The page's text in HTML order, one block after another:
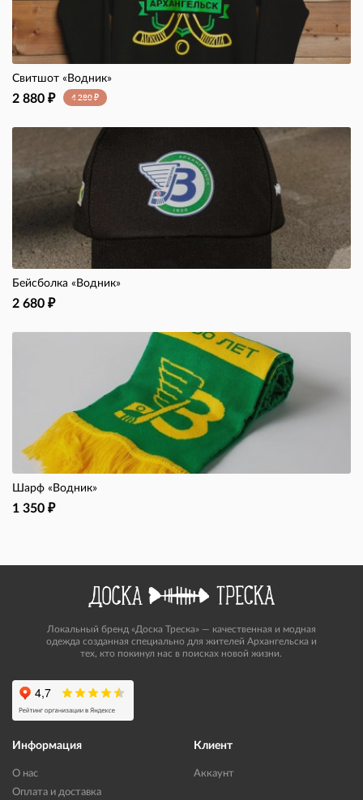
Свитшот «Водник»
2 880 ₽ 4 280 ₽
Бейсболка «Водник»
2 680 ₽
Шарф «Водник»
1 350 ₽
Локальный бренд «Доска Треска» — качественная и модная
одежда созданная специально для жителей Архангельска и
тех, кто покинул нас в поисках новой жизни.
Информация
О нас
Оплата и доставка
Клиент
Аккаунт